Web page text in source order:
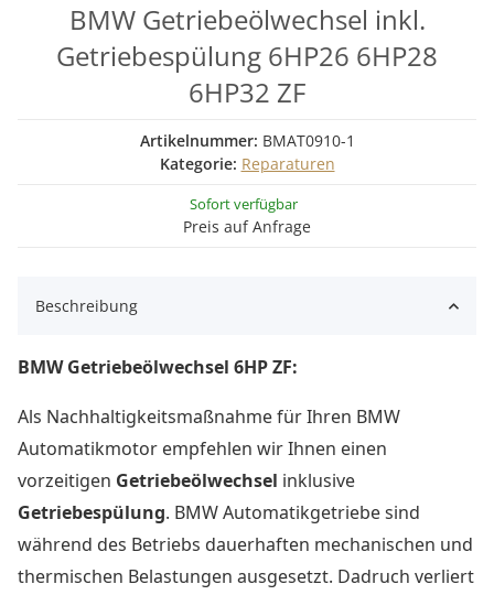
BMW Getriebeölwechsel inkl.
Getriebespülung 6HP26 6HP28
6HP32 ZF
Artikelnummer: BMAT0910-1
Kategorie: Reparaturen
Sofort verfügbar
Preis auf Anfrage
Beschreibung
BMW Getriebeölwechsel 6HP ZF:
Als Nachhaltigkeitsmaßnahme für Ihren BMW
Automatikmotor empfehlen wir Ihnen einen
vorzeitigen Getriebeölwechsel inklusive
Getriebespülung. BMW Automatikgetriebe sind
während des Betriebs dauerhaften mechanischen und
thermischen Belastungen ausgesetzt. Dadruch verliert